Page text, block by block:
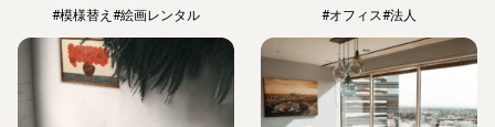
#模様替え #絵画レンタル #オフィス#法人